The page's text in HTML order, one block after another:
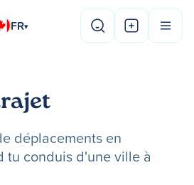
FR▾
déplacements en
tu conduis d'une ville à